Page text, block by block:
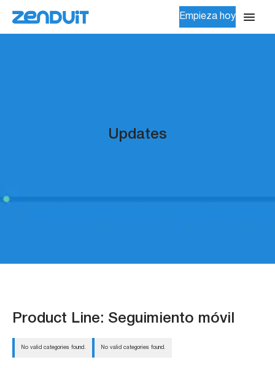
Empieza hoy
Updates
Product Line: Seguimiento móvil
No valid categories found. No valid categories found.